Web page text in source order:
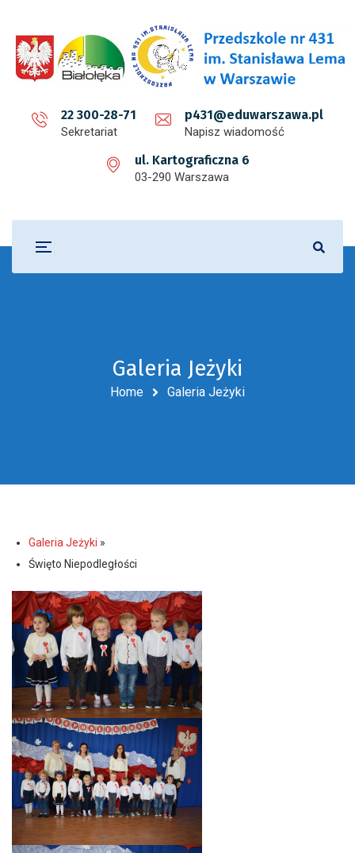
22 300-28-71
Sekretariat
p431@eduwarszawa.pl
Napisz wiadomość
ul. Kartograficzna 6
03-290 Warszawa
Galeria Jeżyki
Home Galeria Jeżyki
Galeria Jeżyki »
Święto Niepodległości